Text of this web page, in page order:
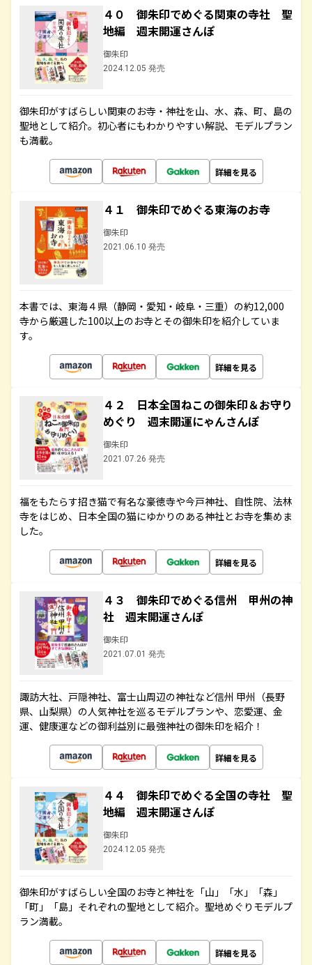
４０ 御朱印でめぐる関東の寺社 聖
地編 週末開運さんぽ
御朱印
2024.12.05 発売
御朱印がすばらしい関東のお寺・神社を山、水、森、町、島の
聖地として紹介。初心者にもわかりやすい解説、モデルプラン
も満載。
詳細を見る
４１ 御朱印でめぐる東海のお寺
御朱印
2021.06.10 発売
本書では、東海４県（静岡・愛知・岐阜・三重）の約12,000
寺から厳選した100以上のお寺とその御朱印を紹介していま
す。
詳細を見る
４２ 日本全国ねこの御朱印＆お守り
めぐり 週末開運にゃんさんぽ
御朱印
2021.07.26 発売
福をもたらす招き猫で有名な豪徳寺や今戸神社、自性院、法林
寺をはじめ、日本全国の猫にゆかりのある神社とお寺を集めま
した。
詳細を見る
４３ 御朱印でめぐる信州 甲州の神
社 週末開運さんぽ
御朱印
2021.07.01 発売
諏訪大社、戸隠神社、富士山周辺の神社など信州 甲州（長野
県、山梨県）の人気神社を巡るモデルプランや、恋愛運、金
運、健康運などの御利益別に最強神社の御朱印を紹介！
詳細を見る
４４ 御朱印でめぐる全国の寺社 聖
地編 週末開運さんぽ
御朱印
2024.12.05 発売
御朱印がすばらしい全国のお寺と神社を「山」「水」「森」
「町」「島」それぞれの聖地として紹介。聖地めぐりモデルプ
ラン満載。
詳細を見る